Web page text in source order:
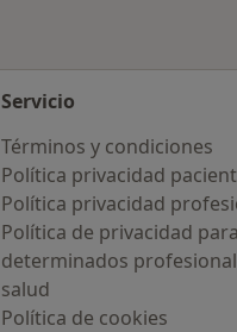
Servicio
Términos y condiciones
Política privacidad
Política privacidad
Política de privacidad para
determinados
salud
Política de cookies